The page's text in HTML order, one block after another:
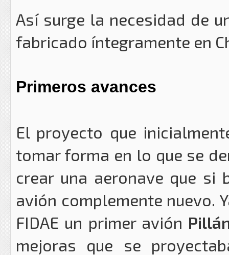
Así surge la necesidad de
fabricado íntegramente en
Primeros avances
El proyecto que
tomar forma en lo que se
crear una aeronave que
avión complemente nuevo.
FIDAE un primer avión
mejoras que se